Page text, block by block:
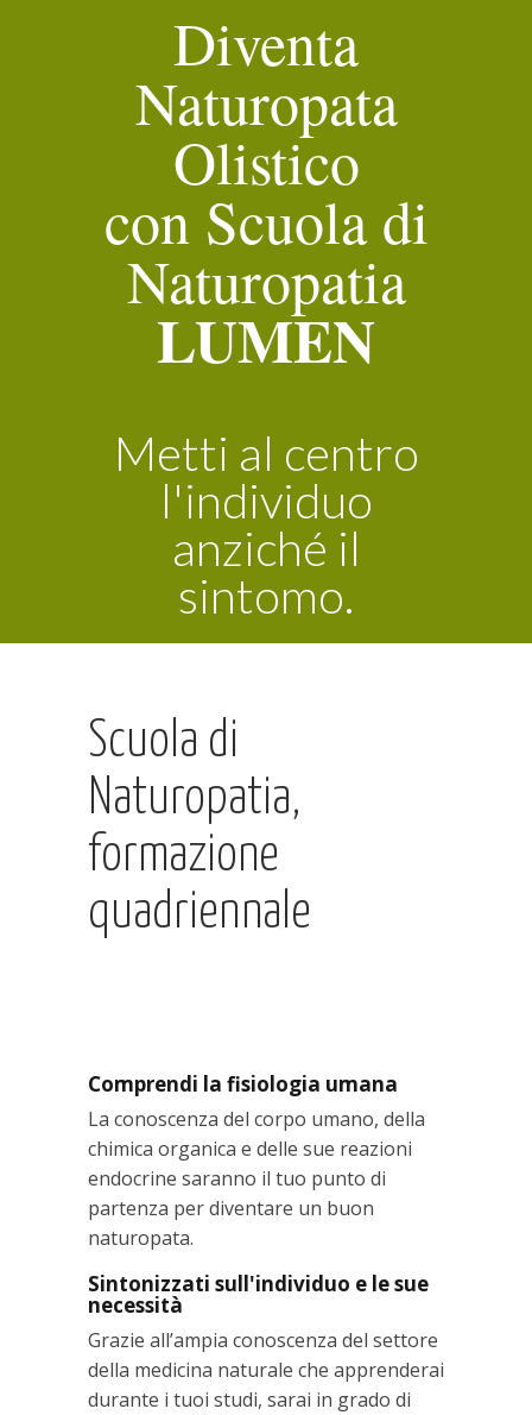
Diventa
Naturopata
Olistico
con Scuola di
Naturopatia
LUMEN
Metti al centro
l'individuo
anziché il
sintomo.
Scuola di
Naturopatia,
formazione
quadriennale
Comprendi la fisiologia umana
La conoscenza del corpo umano, della
chimica organica e delle sue reazioni
endocrine saranno il tuo punto di
partenza per diventare un buon
naturopata.
Sintonizzati sull'individuo e le sue
necessità
Grazie all’ampia conoscenza del settore
della medicina naturale che apprenderai
durante i tuoi studi, sarai in grado di